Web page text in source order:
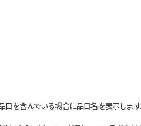
を含んでいる場合に品目名を表示します